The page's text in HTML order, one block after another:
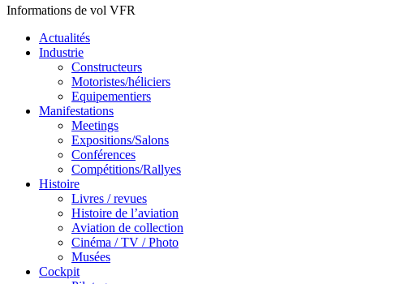
Informations de vol VFR
Actualités
Industrie
Constructeurs
Motoristes/héliciers
Equipementiers
Manifestations
Meetings
Expositions/Salons
Conférences
Compétitions/Rallyes
Histoire
Livres / revues
Histoire de l’aviation
Aviation de collection
Cinéma / TV / Photo
Musées
Cockpit